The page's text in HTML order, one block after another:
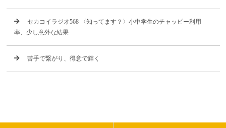
セカコイラジオ568 〈知ってます？〉小中学生のチャッピー利用
率、少し意外な結果
苦手で繋がり、得意で輝く